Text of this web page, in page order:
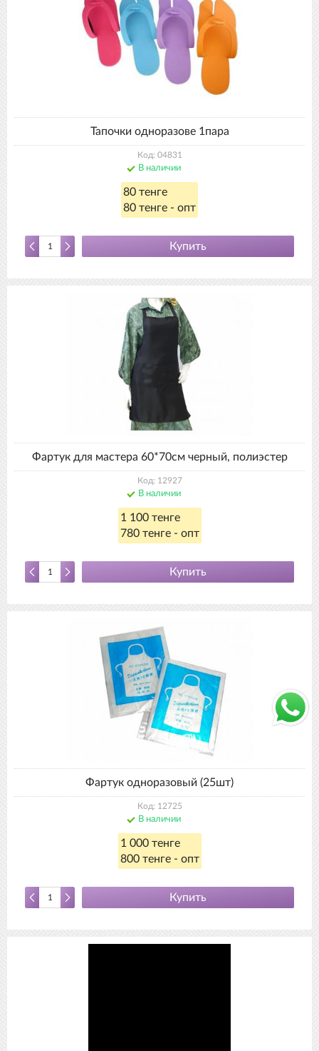
Тапочки одноразове 1пара
Код: 04831
В наличии
80 тенге
80 тенге - опт
Купить
Фартук для мастера 60*70см черный, полиэстер
Код: 12927
В наличии
1 100 тенге
780 тенге - опт
Купить
Фартук одноразовый (25шт)
Код: 12725
В наличии
1 000 тенге
800 тенге - опт
Купить